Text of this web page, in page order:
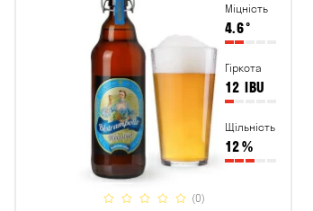
Міцність
4.6°
Гіркота
12 IBU
Щільність
12%
(0)